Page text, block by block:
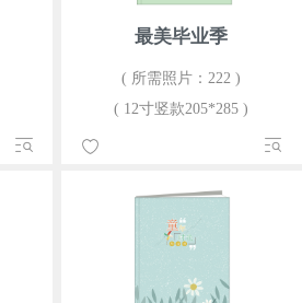
最美毕业季
( 所需照片：222 )
( 12寸竖款205*285 )